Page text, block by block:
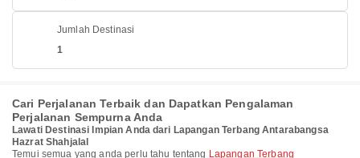
Jumlah Destinasi
1
Cari Perjalanan Terbaik dan Dapatkan Pengalaman
Perjalanan Sempurna Anda
Lawati Destinasi Impian Anda dari Lapangan Terbang Antarabangsa
Hazrat Shahjalal
Temui semua yang anda perlu tahu tentang Lapangan Terbang